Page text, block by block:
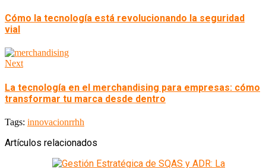
Cómo la tecnología está revolucionando la seguridad
vial
Next
La tecnología en el merchandising para empresas: cómo
transformar tu marca desde dentro
Tags: innovacionrrhh
Artículos relacionados